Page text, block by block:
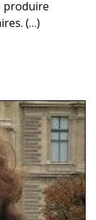
produire
(…)